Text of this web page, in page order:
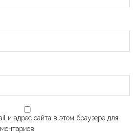
и адрес сайта в этом браузере для